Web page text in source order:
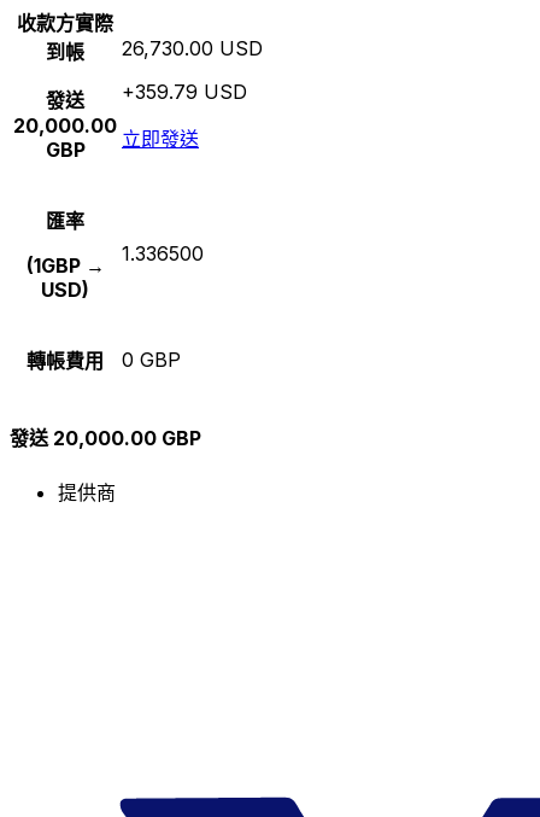
收款方實際
到帳
發送
20,000.00
GBP
26,730.00 USD
+359.79 USD
立即發送
匯率
(1GBP →
USD)
1.336500
轉帳費用 0 GBP
發送 20,000.00 GBP
提供商